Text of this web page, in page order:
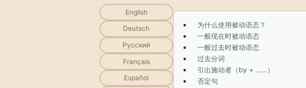
English
Deutsch
Русский
Français
Español
为什么使用被动语态？
一般现在时被动语态
一般过去时被动语态
过去分词
引出施动者（by + ……）
否定句